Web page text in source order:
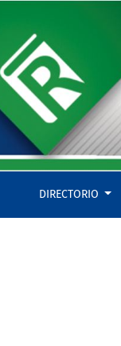
DIRECTORIO